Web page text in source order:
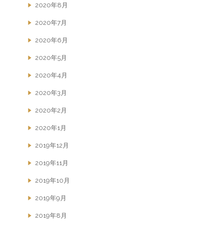
2020年8月
2020年7月
2020年6月
2020年5月
2020年4月
2020年3月
2020年2月
2020年1月
2019年12月
2019年11月
2019年10月
2019年9月
2019年8月